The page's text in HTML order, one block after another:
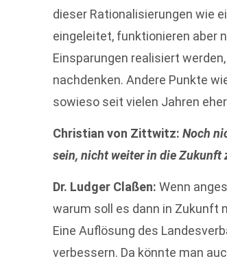
dieser Rationalisierungen wie
eingeleitet, funktionieren aber
Einsparungen realisiert
nachdenken. Andere Punkte
sowieso seit vielen Jahren
Christian von Zittwitz:Noch
sein, nicht weiter in die Zukunft
Dr. Ludger Claßen: Wenn
warum soll es dann in Zukunft
Eine Auflösung des
verbessern. Da könnte man